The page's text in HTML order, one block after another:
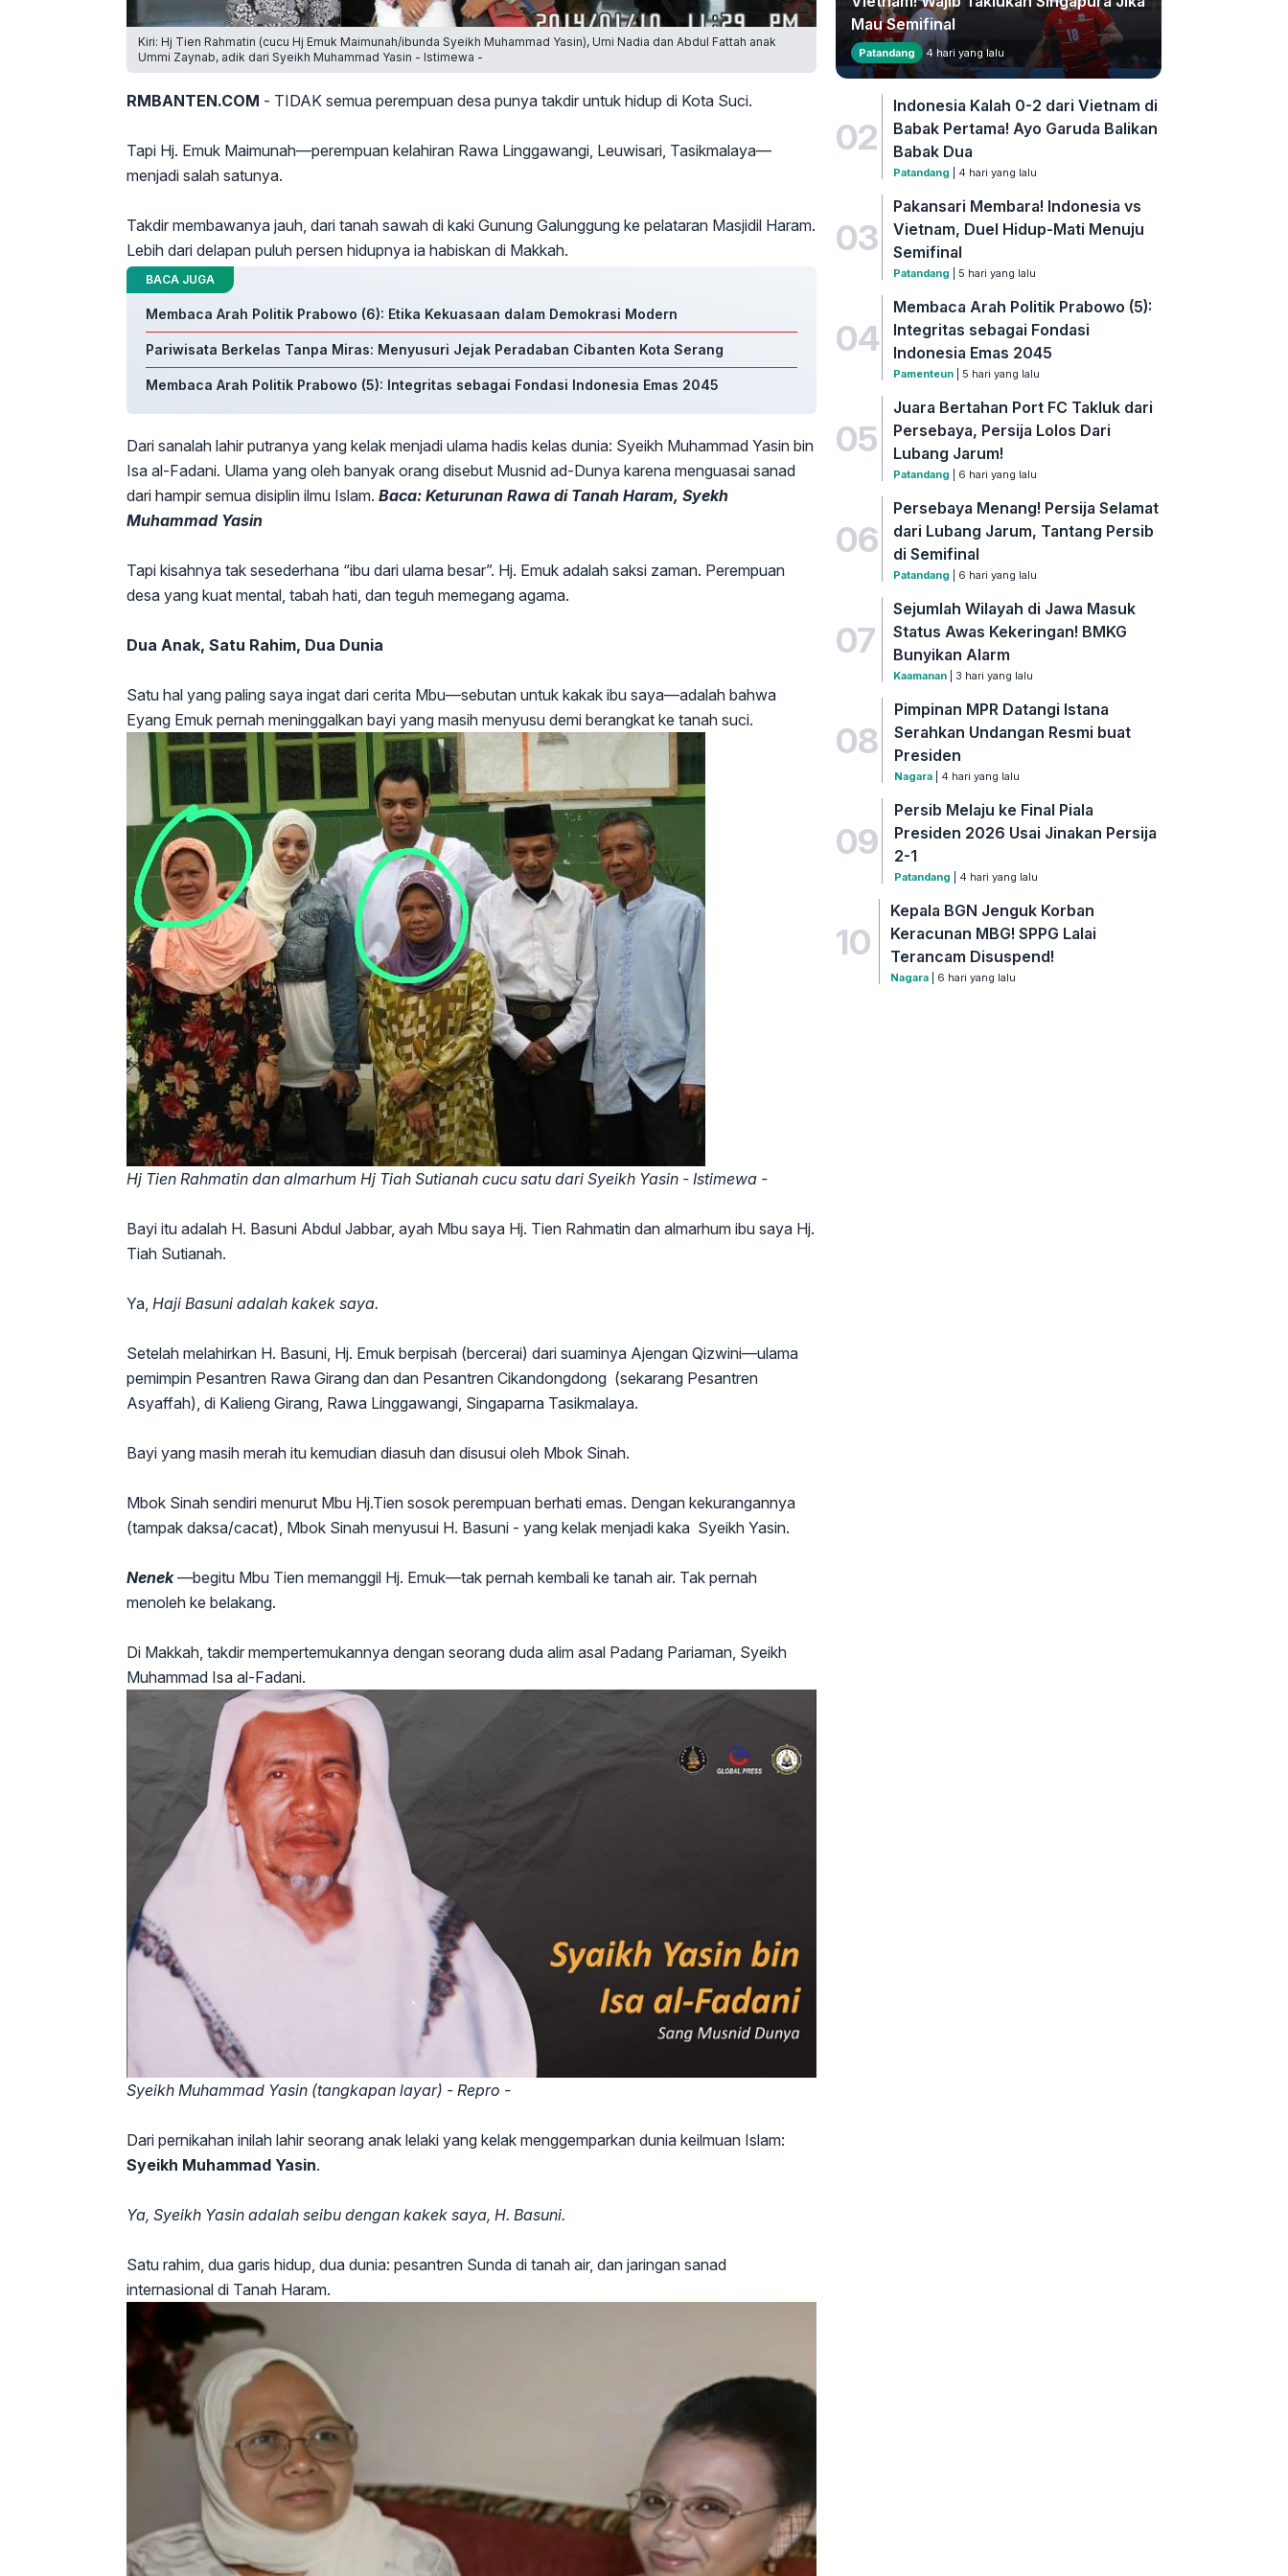
Kiri: Hj Tien Rahmatin (cucu Hj Emuk Maimunah/ibunda Syeikh Muhammad Yasin), Umi Nadia dan Abdul Fattah anak
Ummi Zaynab, adik dari Syeikh Muhammad Yasin - Istimewa -
RMBANTEN.COM - TIDAK semua perempuan desa punya takdir untuk hidup di Kota Suci.
Tapi Hj. Emuk Maimunah—perempuan kelahiran Rawa Linggawangi, Leuwisari, Tasikmalaya—
menjadi salah satunya.
Takdir membawanya jauh, dari tanah sawah di kaki Gunung Galunggung ke pelataran Masjidil Haram.
Lebih dari delapan puluh persen hidupnya ia habiskan di Makkah.
BACA JUGA
Membaca Arah Politik Prabowo (6): Etika Kekuasaan dalam Demokrasi Modern
Pariwisata Berkelas Tanpa Miras: Menyusuri Jejak Peradaban Cibanten Kota Serang
Membaca Arah Politik Prabowo (5): Integritas sebagai Fondasi Indonesia Emas 2045
Dari sanalah lahir putranya yang kelak menjadi ulama hadis kelas dunia: Syeikh Muhammad Yasin bin
Isa al-Fadani. Ulama yang oleh banyak orang disebut Musnid ad-Dunya karena menguasai sanad
dari hampir semua disiplin ilmu Islam. Baca: Keturunan Rawa di Tanah Haram, Syekh
Muhammad Yasin
Tapi kisahnya tak sesederhana “ibu dari ulama besar”. Hj. Emuk adalah saksi zaman. Perempuan
desa yang kuat mental, tabah hati, dan teguh memegang agama.
Dua Anak, Satu Rahim, Dua Dunia
Satu hal yang paling saya ingat dari cerita Mbu—sebutan untuk kakak ibu saya—adalah bahwa
Eyang Emuk pernah meninggalkan bayi yang masih menyusu demi berangkat ke tanah suci.
Hj Tien Rahmatin dan almarhum Hj Tiah Sutianah cucu satu dari Syeikh Yasin - Istimewa -
Bayi itu adalah H. Basuni Abdul Jabbar, ayah Mbu saya Hj. Tien Rahmatin dan almarhum ibu saya Hj.
Tiah Sutianah.
Ya, Haji Basuni adalah kakek saya.
Setelah melahirkan H. Basuni, Hj. Emuk berpisah (bercerai) dari suaminya Ajengan Qizwini—ulama
pemimpin Pesantren Rawa Girang dan dan Pesantren Cikandongdong (sekarang Pesantren
Asyaffah), di Kalieng Girang, Rawa Linggawangi, Singaparna Tasikmalaya.
Bayi yang masih merah itu kemudian diasuh dan disusui oleh Mbok Sinah.
Mbok Sinah sendiri menurut Mbu Hj.Tien sosok perempuan berhati emas. Dengan kekurangannya
(tampak daksa/cacat), Mbok Sinah menyusui H. Basuni - yang kelak menjadi kaka Syeikh Yasin.
Nenek —begitu Mbu Tien memanggil Hj. Emuk—tak pernah kembali ke tanah air. Tak pernah
menoleh ke belakang.
Di Makkah, takdir mempertemukannya dengan seorang duda alim asal Padang Pariaman, Syeikh
Muhammad Isa al-Fadani.
Syeikh Muhammad Yasin (tangkapan layar) - Repro -
Dari pernikahan inilah lahir seorang anak lelaki yang kelak menggemparkan dunia keilmuan Islam:
Syeikh Muhammad Yasin.
Ya, Syeikh Yasin adalah seibu dengan kakek saya, H. Basuni.
Satu rahim, dua garis hidup, dua dunia: pesantren Sunda di tanah air, dan jaringan sanad
internasional di Tanah Haram.
Mau Semifinal
Patandang 4 hari yang lalu
02
Indonesia Kalah 0-2 dari Vietnam di
Babak Pertama! Ayo Garuda Balikan
Babak Dua
Patandang | 4 hari yang lalu
03
Pakansari Membara! Indonesia vs
Vietnam, Duel Hidup-Mati Menuju
Semifinal
Patandang | 5 hari yang lalu
04
Membaca Arah Politik Prabowo (5):
Integritas sebagai Fondasi
Indonesia Emas 2045
Pamenteun | 5 hari yang lalu
05
Juara Bertahan Port FC Takluk dari
Persebaya, Persija Lolos Dari
Lubang Jarum!
Patandang | 6 hari yang lalu
06
Persebaya Menang! Persija Selamat
dari Lubang Jarum, Tantang Persib
di Semifinal
Patandang | 6 hari yang lalu
07
Sejumlah Wilayah di Jawa Masuk
Status Awas Kekeringan! BMKG
Bunyikan Alarm
Kaamanan | 3 hari yang lalu
08
Pimpinan MPR Datangi Istana
Serahkan Undangan Resmi buat
Presiden
Nagara| 4 hari yang lalu
09
Persib Melaju ke Final Piala
Presiden 2026 Usai Jinakan Persija
2-1
Patandang | 4 hari yang lalu
10
Kepala BGN Jenguk Korban
Keracunan MBG! SPPG Lalai
Terancam Disuspend!
Nagara | 6 hari yang lalu